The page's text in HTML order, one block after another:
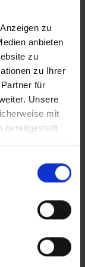
zu
anbieten
zu
zu Ihrer
für
Unsere
mit
bereitgestellt